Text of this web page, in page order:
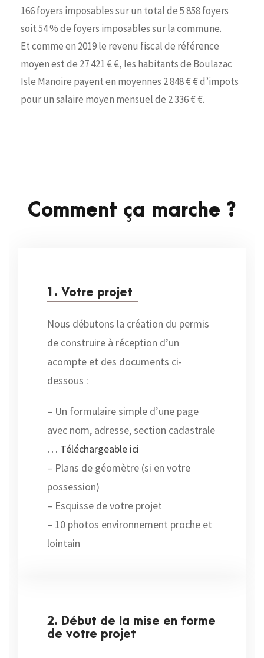
166 foyers imposables sur un total de 5 858 foyers
soit 54 % de foyers imposables sur la commune.
Et comme en 2019 le revenu fiscal de référence
moyen est de 27 421 € €, les habitants de Boulazac
Isle Manoire payent en moyennes 2 848 € € d’impots
pour un salaire moyen mensuel de 2 336 € €.
Comment ça marche ?
1. Votre projet
Nous débutons la création du permis
de construire à réception d’un
acompte et des documents ci-
dessous :
– Un formulaire simple d’une page
avec nom, adresse, section cadastrale
… Téléchargeable ici
– Plans de géomètre (si en votre
possession)
– Esquisse de votre projet
– 10 photos environnement proche et
lointain
2. Début de la mise en forme
de votre projet